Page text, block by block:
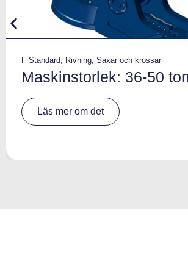
F Standard, Rivning, Saxar och krossar
Maskinstorlek: 36-50
Läs mer om det